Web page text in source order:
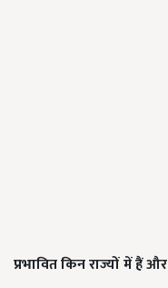
प्रभावित किन राज्यों में हैं